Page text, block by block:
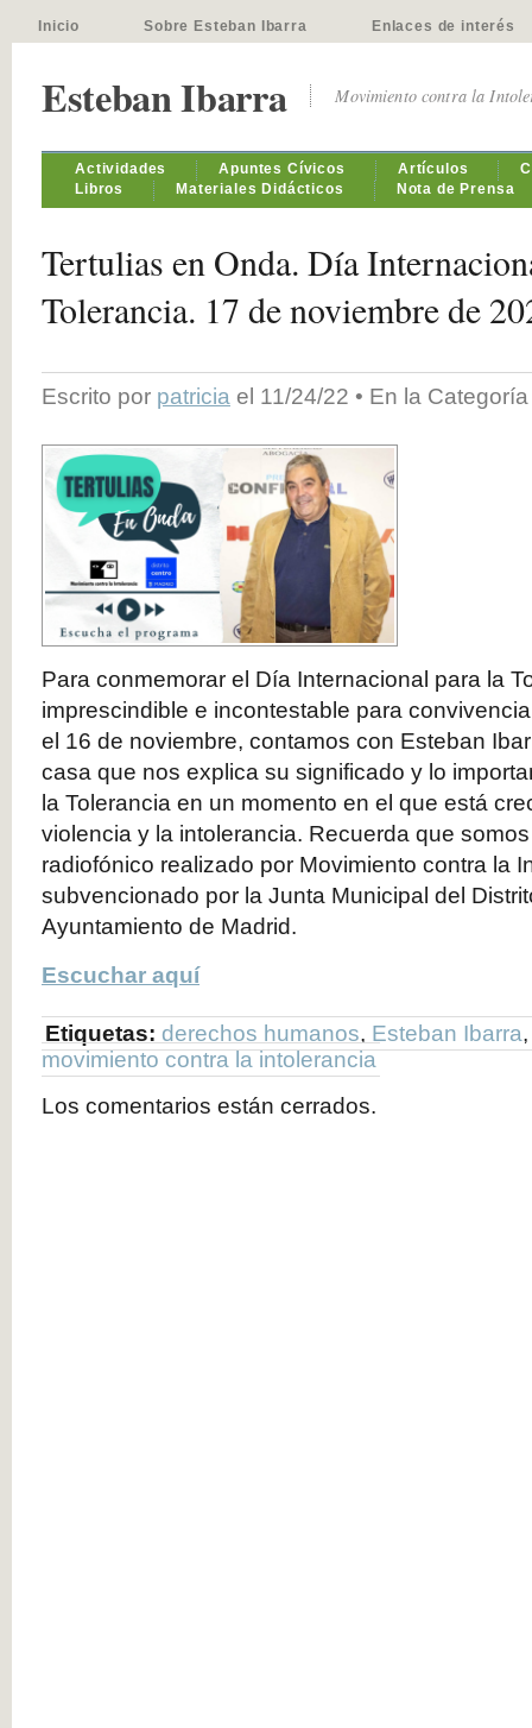
Inicio Sobre Esteban Ibarra Enlaces de interés
Esteban Ibarra Movimiento contra la
Actividades Apuntes Cívicos Artículos
Libros
Materiales Didácticos Nota de Prensa
Tertulias en Onda. Día
Tolerancia. 17 de noviembre de
Escrito por patricia el 11/24/22 • En la
Para conmemorar el Día Internacional para la
imprescindible e incontestable para
el 16 de noviembre, contamos con Esteban
casa que nos explica su significado y lo
la Tolerancia en un momento en el que está
violencia y la intolerancia. Recuerda que
radiofónico realizado por Movimiento contra la
subvencionado por la Junta Municipal del
Ayuntamiento de Madrid.
Escuchar aquí
Etiquetas: derechos humanos, Esteban Ibarra
movimiento contra la intolerancia
Los comentarios están cerrados.